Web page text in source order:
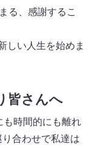
る、感謝するこ
しい人生を始めま
皆さんへ
も時間的にも離れ
合わせで私達は